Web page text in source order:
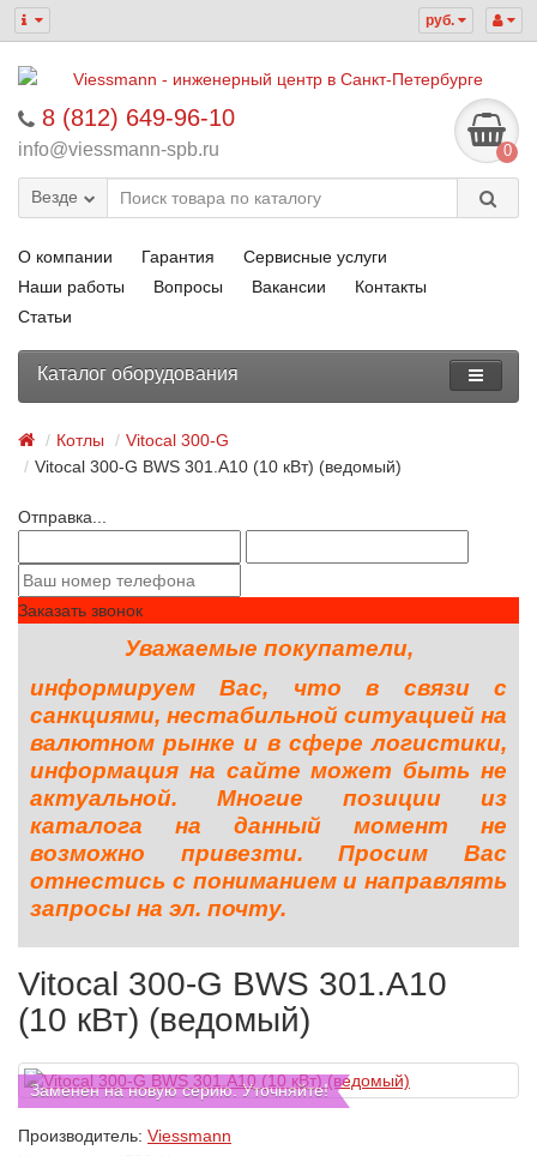
руб.
8 (812) 649-96-10
info@viessmann-spb.ru 0
Везде
О компании Гарантия
Сервисные услуги
Наши работы
Вопросы Вакансии
Контакты
Статьи
Каталог оборудования
Котлы
Vitocal 300-G
Vitocal 300-G BWS 301.A10 (10 кВт) (ведомый)
Отправка...
Заказать звонок
Уважаемые покупатели,
информируем Вас, что в связи с
санкциями, нестабильной ситуацией на
валютном рынке и в сфере логистики,
информация на сайте может быть не
актуальной. Многие позиции из
каталога на данный момент не
возможно привезти. Просим Вас
отнестись с пониманием и направлять
запросы на эл. почту.
Vitocal 300-G BWS 301.A10
(10 кВт) (ведомый)
Заменен на новую серию. Уточняйте!
Производитель: Viessmann